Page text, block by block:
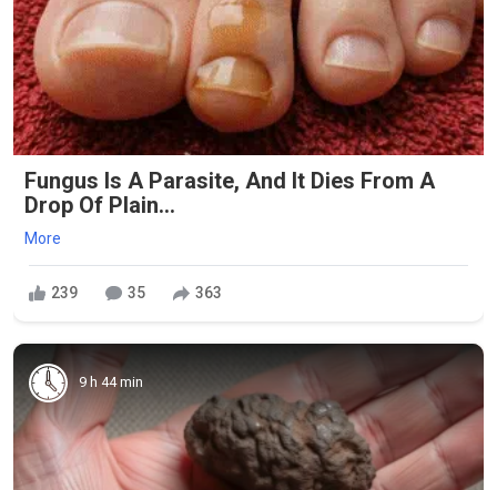
Fungus Is A Parasite, And It Dies From A
Drop Of Plain...
More
239 35 363
9 h 44 min